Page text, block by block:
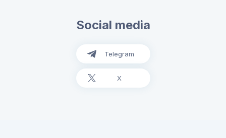
Social media
Telegram
X